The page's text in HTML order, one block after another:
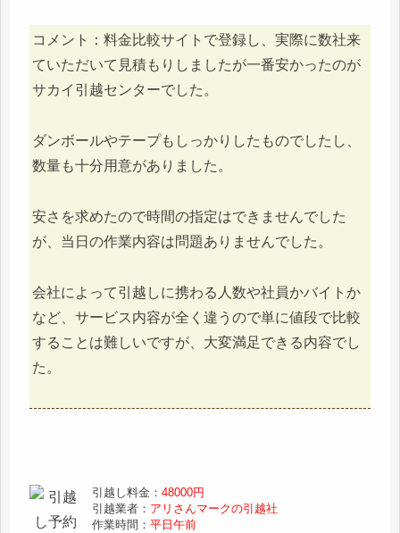
コメント：料金比較サイトで登録し、実際に数社来
ていただいて見積もりしましたが一番安かったのが
サカイ引越センターでした。
ダンボールやテープもしっかりしたものでしたし、
数量も十分用意がありました。
安さを求めたので時間の指定はできませんでした
が、当日の作業内容は問題ありませんでした。
会社によって引越しに携わる人数や社員かバイトか
など、サービス内容が全く違うので単に値段で比較
することは難しいですが、大変満足できる内容でし
た。
引越し料金：48000円
引越業者： アリさんマークの引越社
作業時間：平日午前